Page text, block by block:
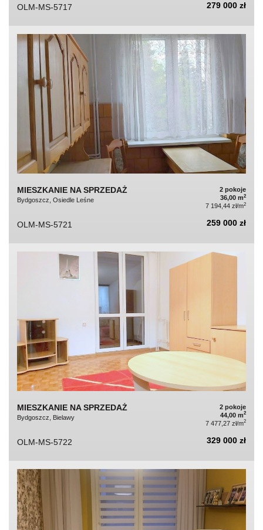
OLM-MS-5717 279 000 zł
MIESZKANIE NA SPRZEDAŻ
Bydgoszcz, Osiedle Leśne
2 pokoje
36,00 m2
7 194,44 zł/m2
OLM-MS-5721 259 000 zł
MIESZKANIE NA SPRZEDAŻ
Bydgoszcz, Bielawy
2 pokoje
44,00 m2
7 477,27 zł/m2
OLM-MS-5722 329 000 zł